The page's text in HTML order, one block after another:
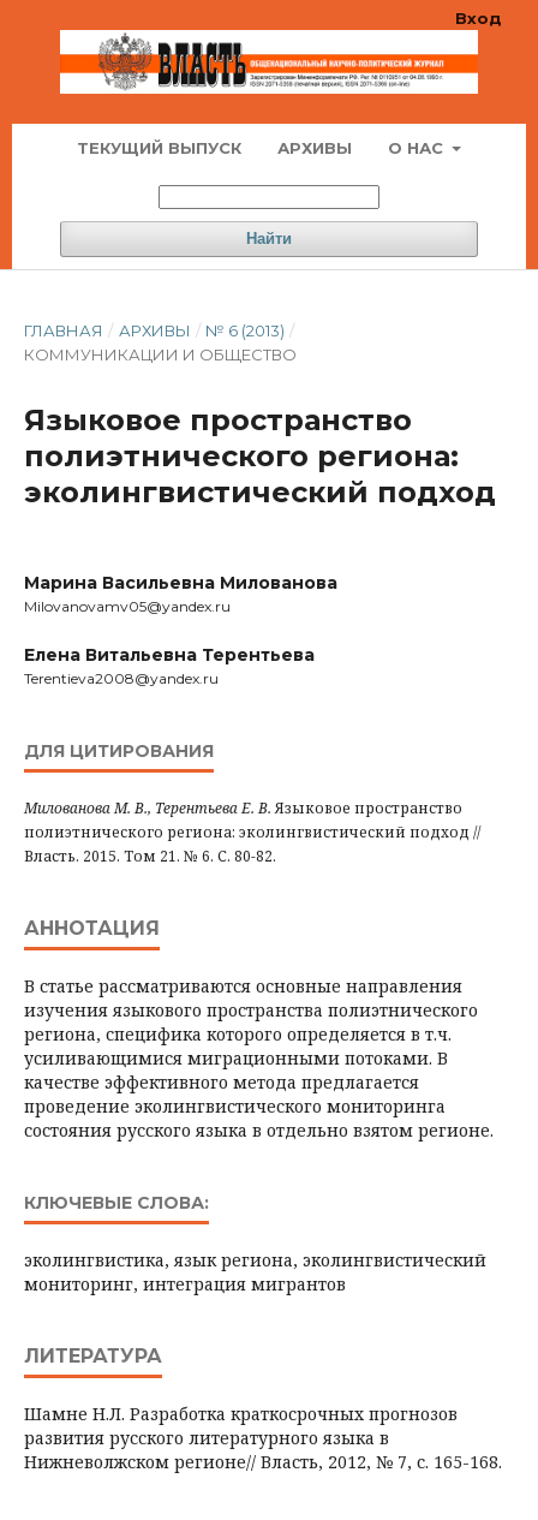
ТЕКУЩИЙ ВЫПУСК АРХИВЫ О НАС
Найти
Вход
ГЛАВНАЯ / АРХИВЫ / № 6 (2013) /
КОММУНИКАЦИИ И ОБЩЕСТВО
Языковое пространство
полиэтнического региона:
эколингвистический подход
Марина Васильевна Милованова
Milovanovamv05@yandex.ru
Елена Витальевна Терентьева
Terentieva2008@yandex.ru
ДЛЯ ЦИТИРОВАНИЯ
Милованова М. В., Терентьева Е. В.Языковое пространство
полиэтнического региона: эколингвистический подход //
Власть. 2015. Том 21. № 6. С. 80-82.
АННОТАЦИЯ
В статье рассматриваются основные направления
изучения языкового пространства полиэтнического
региона, специфика которого определяется в т.ч.
усиливающимися миграционными потоками. В
качестве эффективного метода предлагается
проведение эколингвистического мониторинга
состояния русского языка в отдельно взятом регионе.
КЛЮЧЕВЫЕ СЛОВА:
эколингвистика, язык региона, эколингвистический
мониторинг, интеграция мигрантов
ЛИТЕРАТУРА
Шамне Н.Л. Разработка краткосрочных прогнозов
развития русского литературного языка в
Нижневолжском регионе// Власть, 2012, № 7, с. 165-168.